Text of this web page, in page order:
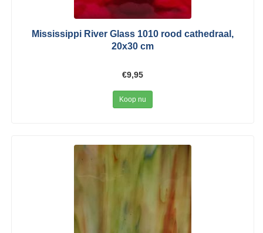
Mississippi River Glass 1010 rood cathedraal,
20x30 cm
€9,95
Koop nu